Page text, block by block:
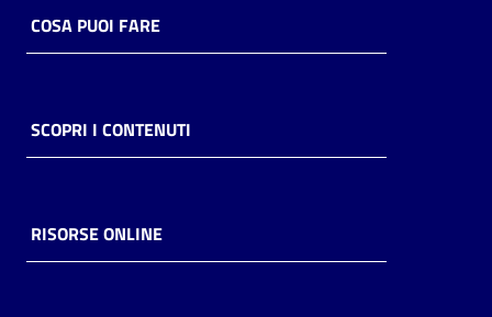
COSA PUOI FARE
SCOPRI I CONTENUTI
RISORSE ONLINE